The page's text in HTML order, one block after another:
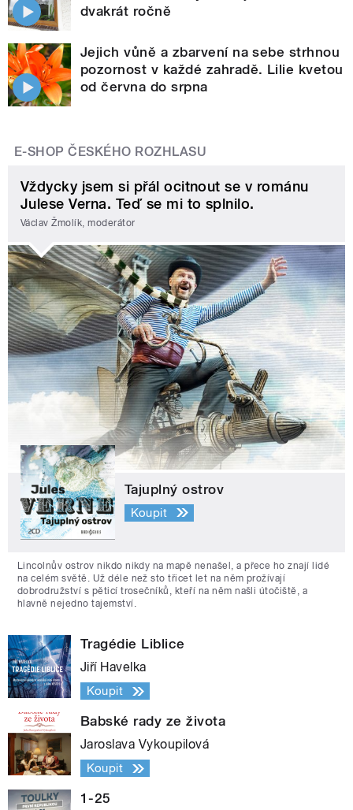
dvakrát ročně
Jejich vůně a zbarvení na sebe strhnou
pozornost v každé zahradě. Lilie kvetou
od června do srpna
E-SHOP ČESKÉHO ROZHLASU
Vždycky jsem si přál ocitnout se v románu
Julese Verna. Teď se mi to splnilo.
Václav Žmolík, moderátor
Tajuplný ostrov
Koupit
Lincolnův ostrov nikdo nikdy na mapě nenašel, a přece ho znají lidé
na celém světě. Už déle než sto třicet let na něm prožívají
dobrodružství s pěticí trosečníků, kteří na něm našli útočiště, a
hlavně nejedno tajemství.
Tragédie Liblice
Jiří Havelka
Koupit
Babské rady ze života
Jaroslava Vykoupilová
Koupit
1-25